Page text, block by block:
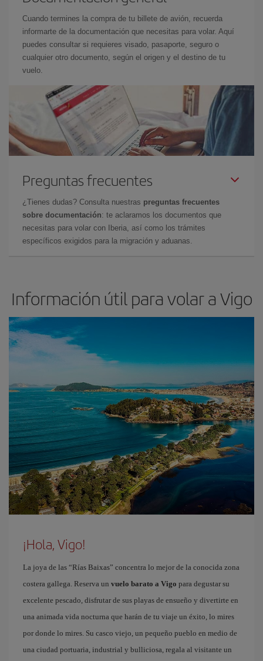
Cuando termines la compra de tu billete de avión, recuerda
informarte de la documentación que necesitas para volar. Aquí
puedes consultar si requieres visado, pasaporte, seguro o
cualquier otro documento, según el origen y el destino de tu
vuelo.
Preguntas frecuentes
¿Tienes dudas? Consulta nuestras preguntas frecuentes
sobre documentación: te aclaramos los documentos que
necesitas para volar con Iberia, así como los trámites
específicos exigidos para la migración y aduanas.
Información útil para volar a Vigo
¡Hola, Vigo!
La joya de las “Rías Baixas” concentra lo mejor de la conocida zona
costera gallega. Reserva un vuelo barato a Vigo para degustar su
excelente pescado, disfrutar de sus playas de ensueño y divertirte en
una animada vida nocturna que harán de tu viaje un éxito, lo mires
por donde lo mires. Su casco viejo, un pequeño pueblo en medio de
una ciudad portuaria, industrial y bulliciosa, regala al visitante un